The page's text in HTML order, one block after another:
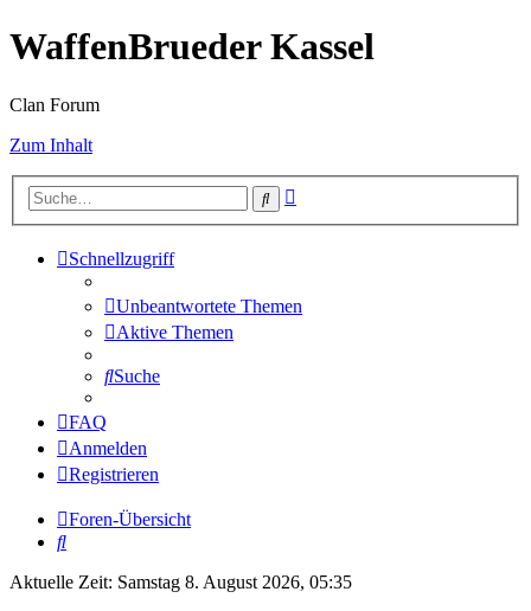
WaffenBrueder Kassel
Clan Forum
Zum Inhalt
Suche
Schnellzugriff
Unbeantwortete Themen
Aktive Themen
Suche
FAQ
Anmelden
Registrieren
Foren-Übersicht
Suche
Aktuelle Zeit: Samstag 8. August 2026, 05:35